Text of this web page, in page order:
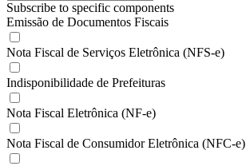
Subscribe to specific components
Emissão de Documentos Fiscais
Nota Fiscal de Serviços Eletrônica (NFS-e)
Indisponibilidade de Prefeituras
Nota Fiscal Eletrônica (NF-e)
Nota Fiscal de Consumidor Eletrônica (NFC-e)